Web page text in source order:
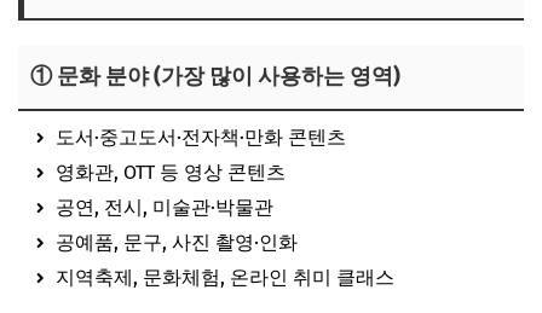
① 문화 분야 (가장 많이 사용하는 영역)
도서·중고도서·전자책·만화 콘텐츠
영화관, OTT 등 영상 콘텐츠
공연, 전시, 미술관·박물관
공예품, 문구, 사진 촬영·인화
지역축제, 문화체험, 온라인 취미 클래스